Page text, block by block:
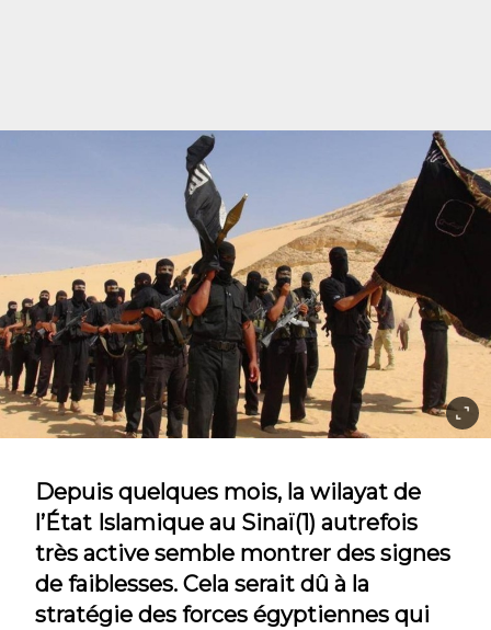
Depuis quelques mois, la wilayat de
l’État Islamique au Sinaï(1) autrefois
très active semble montrer des signes
de faiblesses. Cela serait dû à la
stratégie des forces égyptiennes qui